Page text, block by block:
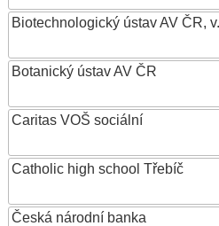
Biotechnologický ústav AV ČR,
Botanický ústav AV ČR
Caritas VOŠ sociální
Catholic high school Třebíč
Česká národní banka